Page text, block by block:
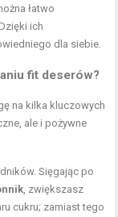
łatwo
ich
dla siebie.
fit deserów?
na kilka kluczowych
ale i pożywne
Sięgając po
, zwiększasz
cukru; zamiast tego